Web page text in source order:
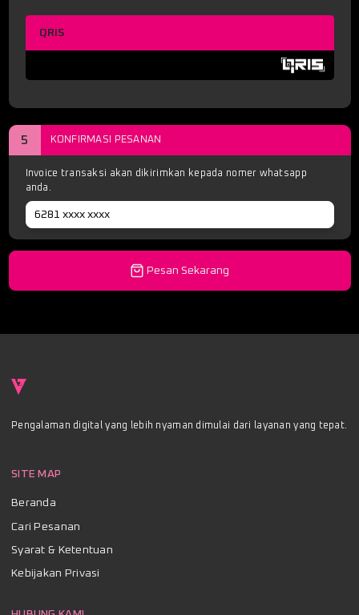
QRIS
5 KONFIRMASI PESANAN
Invoice transaksi akan dikirimkan kepada nomer whatsapp
anda.
Pesan Sekarang
Pengalaman digital yang lebih nyaman dimulai dari layanan yang tepat.
SITE MAP
Beranda
Cari Pesanan
Syarat & Ketentuan
Kebijakan Privasi